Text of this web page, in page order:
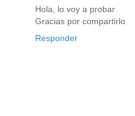
Hola, lo voy a probar
Gracias por compartirlo
Responder